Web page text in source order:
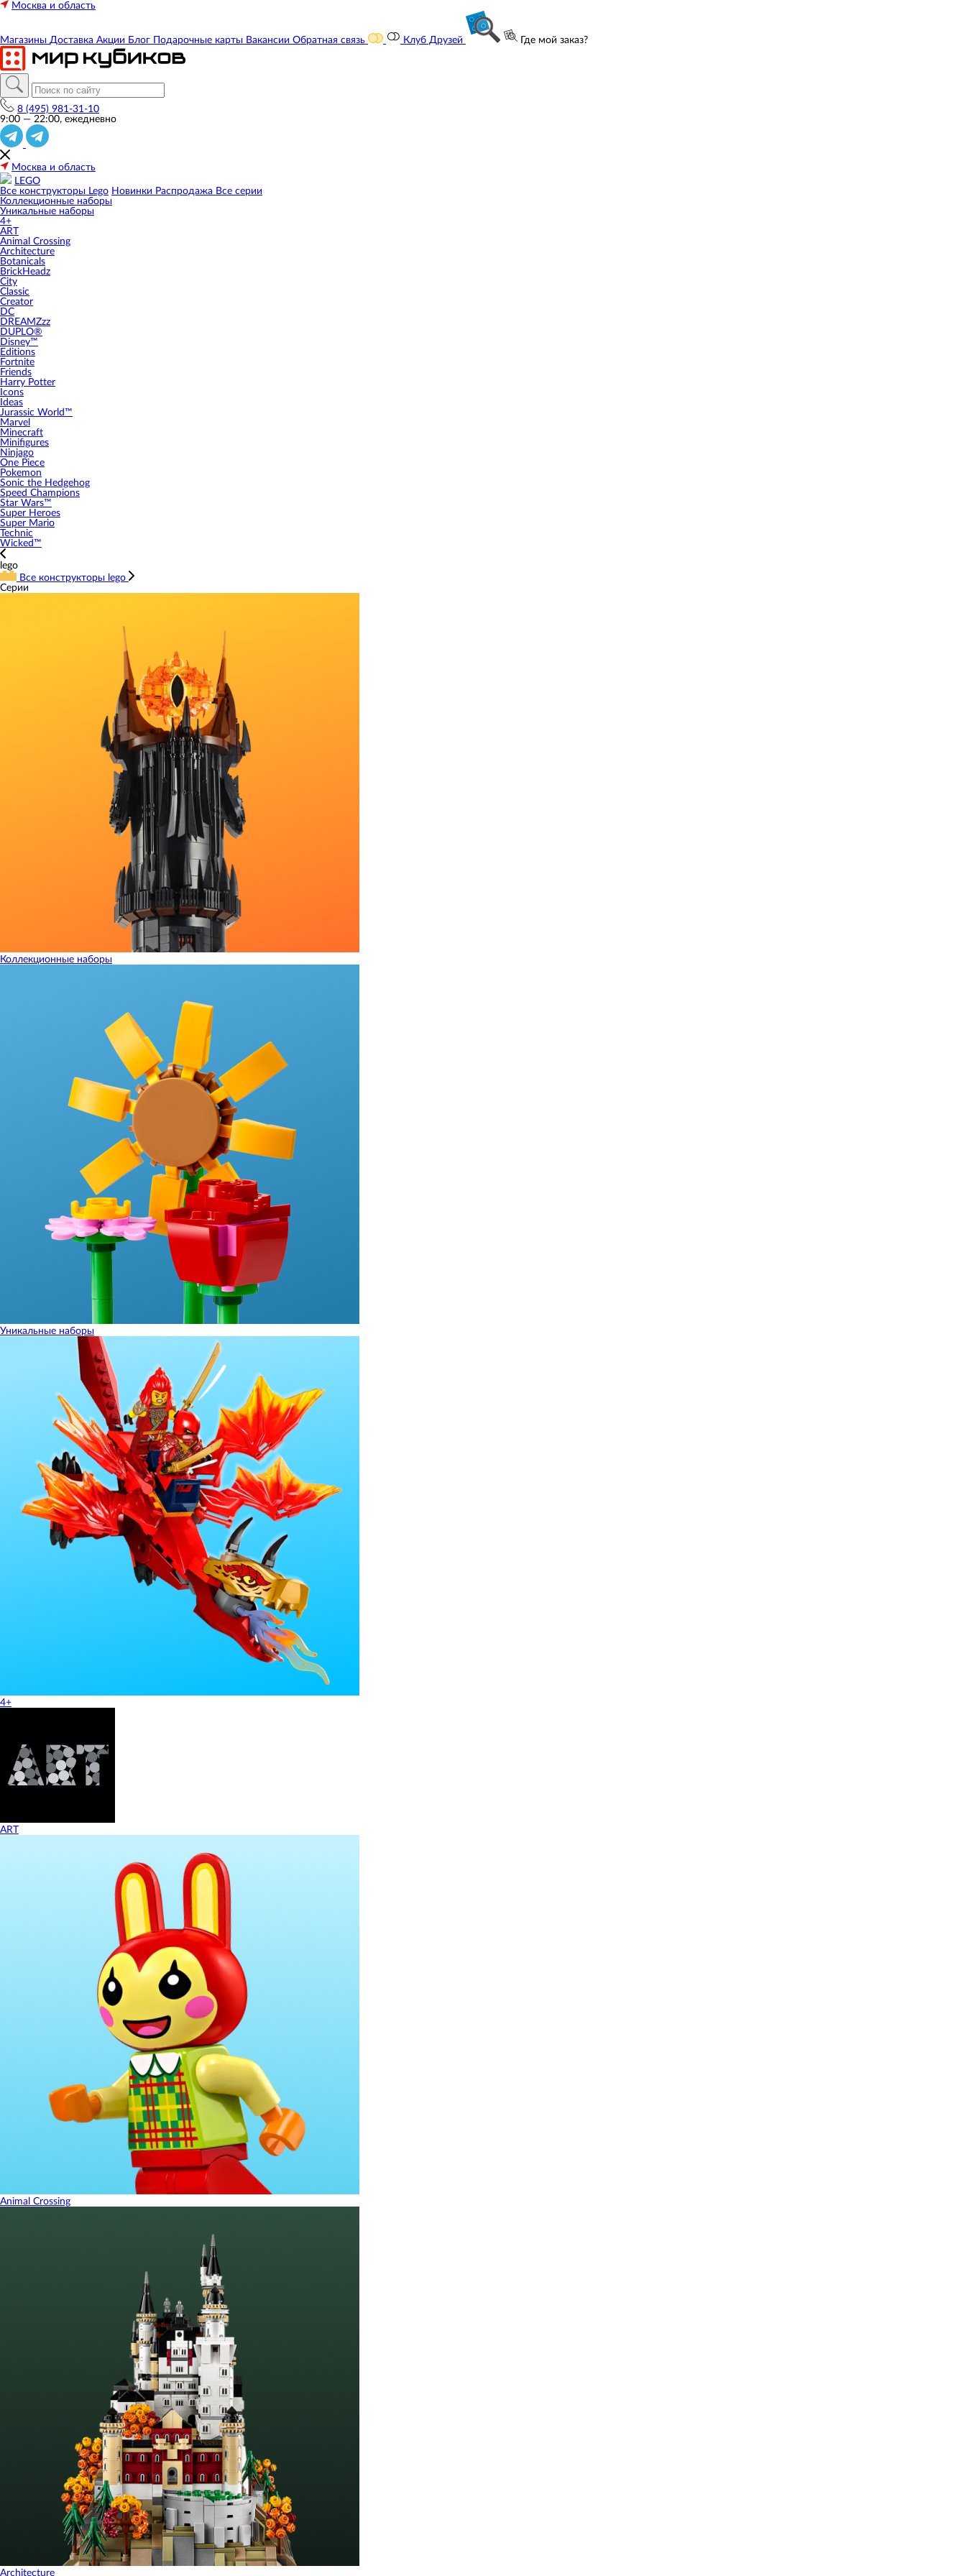
Москва и область
Магазины Доставка Акции Блог Подарочные карты Вакансии Обратная связь Клуб Друзей Где мой заказ?
8 (495) 981-31-10
9:00 — 22:00, ежедневно
Москва и область
LEGO
Все конструкторы Lego Новинки Распродажа Все серии
Коллекционные наборы
Уникальные наборы
4+
ART
Animal Crossing
Architecture
Botanicals
BrickHeadz
City
Classic
Creator
DC
DREAMZzz
DUPLO®
Disney™
Editions
Fortnite
Friends
Harry Potter
Icons
Ideas
Jurassic World™
Marvel
Minecraft
Minifigures
Ninjago
One Piece
Pokemon
Sonic the Hedgehog
Speed Champions
Star Wars™
Super Heroes
Super Mario
Technic
Wicked™
lego
Все конструкторы lego
Серии
Коллекционные наборы
Уникальные наборы
4+
ART
Animal Crossing
Architecture